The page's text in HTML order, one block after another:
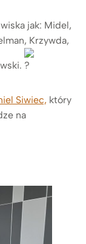
jak: Midel,
Krzywda,
Siwiec, który
na